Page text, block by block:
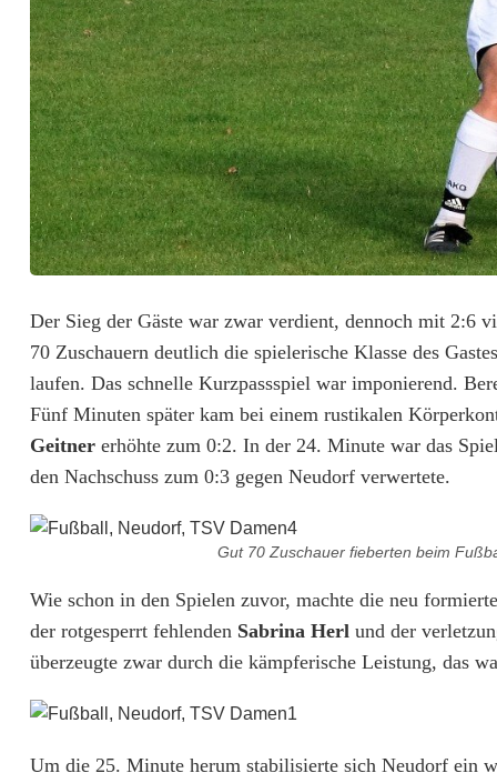
e
r
t
g
e
g
n
T
h
e
u
r
n
Der Sieg der Gäste war zwar verdient, dennoch mit 2:6
70 Zuschauern deutlich die spielerische Klasse des
laufen. Das schnelle Kurzpassspiel war imponierend.
Fünf Minuten später kam bei einem rustikalen
Geitner erhöhte zum 0:2. In der 24. Minute war das
den Nachschuss zum 0:3 gegen Neudorf verwertete.
Gut 70 Zuschauer fieberten beim
Wie schon in den Spielen zuvor, machte die neu
der rotgesperrt fehlenden Sabrina Herl und der
überzeugte zwar durch die kämpferische Leistung, das
Um die 25. Minute herum stabilisierte sich Neudorf ein